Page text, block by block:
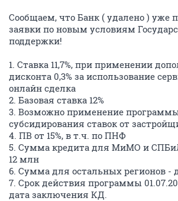
Сообщаем, что Банк ( удалено ) уже
заявки по новым условиям
поддержки!
1. Ставка 11,7%, при применении
дисконта 0,3% за использование
онлайн сделка
2. Базовая ставка 12%
3. Возможно применение
субсидирования ставок от
4. ПВ от 15%, в т.ч. по ПНФ
5. Сумма кредита для МиМО и
12 млн
6. Сумма для остальных регионов -
7. Срок действия программы
дата заключения КД.